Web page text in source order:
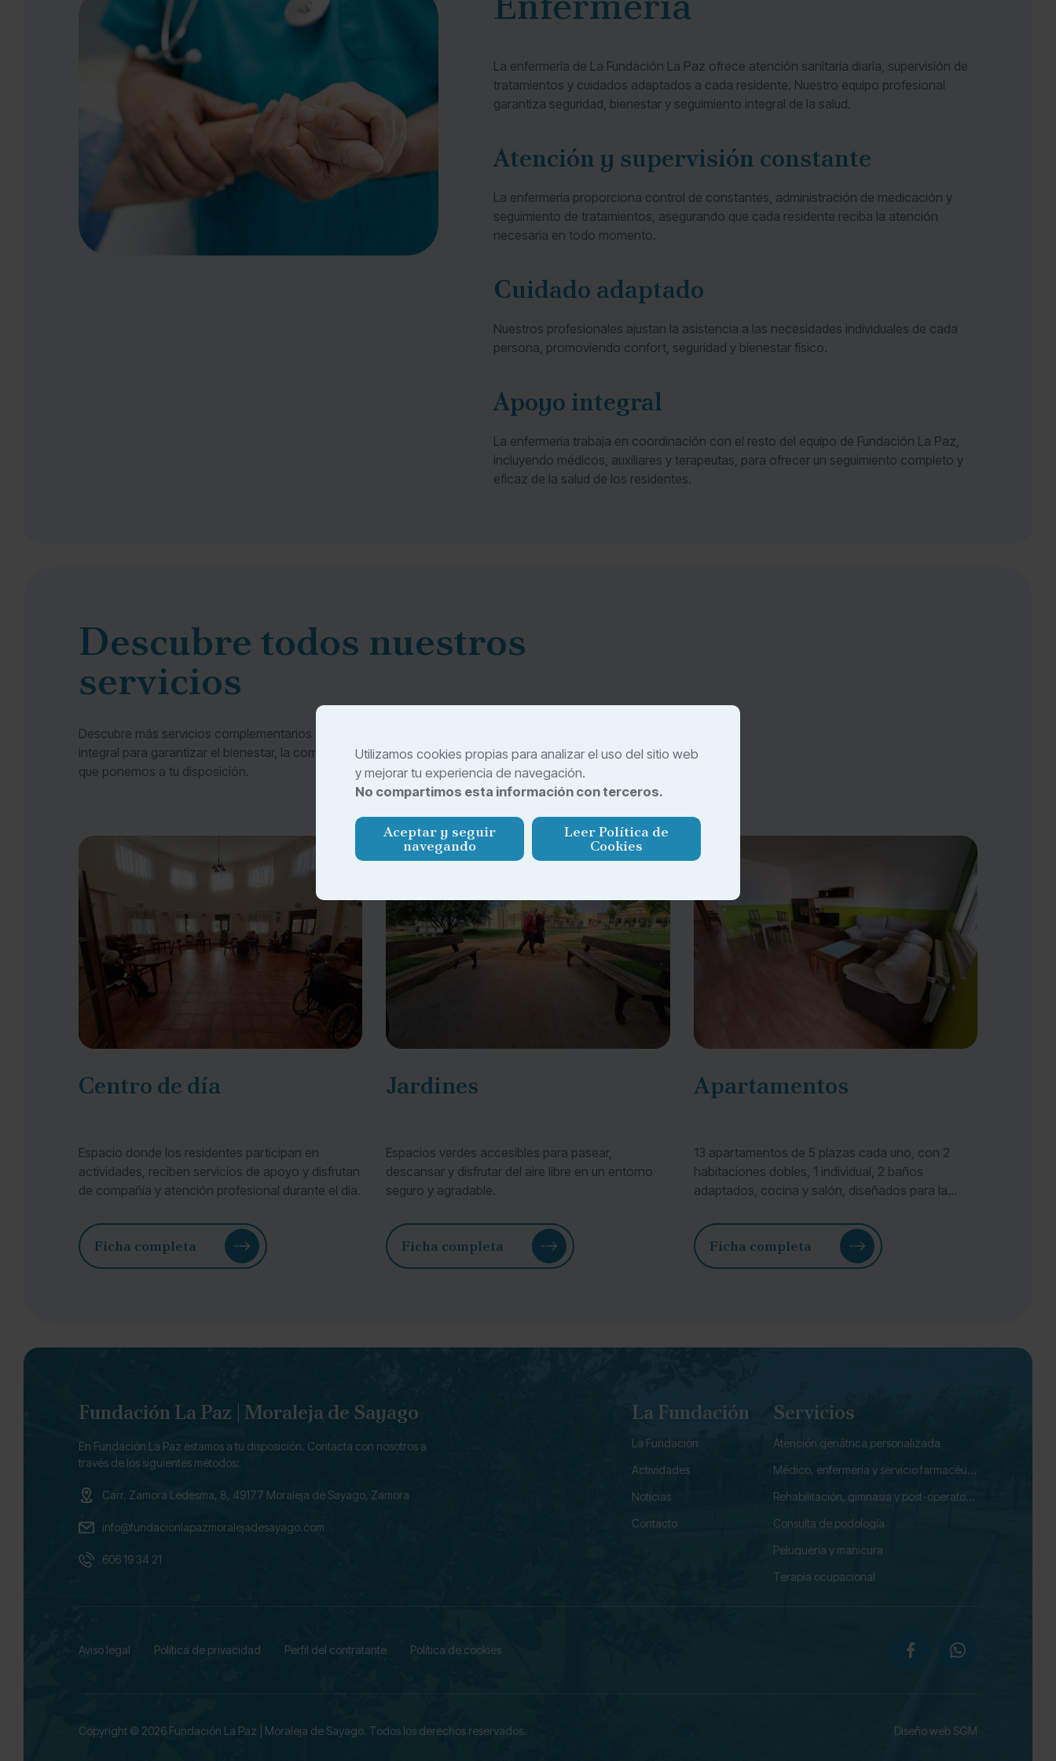
Utilizamos cookies propias para analizar el uso del sitio web
y mejorar tu experiencia de navegación.
No compartimos esta información con terceros.
Aceptar y seguir
navegando
Leer Política de
Cookies
La enfermería de La Fundación La Paz ofrece atención sanitaria diaria, supervisión de
tratamientos y cuidados adaptados a cada residente. Nuestro equipo profesional
garantiza seguridad, bienestar y seguimiento integral de la salud.
Atención y supervisión constante
La enfermería proporciona control de constantes, administración de medicación y
seguimiento de tratamientos, asegurando que cada residente reciba la atención
necesaria en todo momento.
Cuidado adaptado
Nuestros profesionales ajustan la asistencia a las necesidades individuales de cada
persona, promoviendo confort, seguridad y bienestar físico.
Apoyo integral
La enfermería trabaja en coordinación con el resto del equipo de Fundación La Paz,
incluyendo médicos, auxiliares y terapeutas, para ofrecer un seguimiento completo y
eficaz de la salud de los residentes.
Descubre todos nuestros
servicios
Descubre más servicios complementarios de Fundación La Paz. Nuestro centro ofrece una atención
integral para garantizar el bienestar, la comodidad y la calidad de vida de cada residente. Explora todo lo
que ponemos a tu disposición.
Centro de día
Espacio donde los residentes participan en
actividades, reciben servicios de apoyo y disfrutan
de compañía y atención profesional durante el día.
Ficha completa
Jardines
Espacios verdes accesibles para pasear,
descansar y disfrutar del aire libre en un entorno
seguro y agradable.
Ficha completa
Apartamentos
13 apartamentos de 5 plazas cada uno, con 2
habitaciones dobles, 1 individual, 2 baños
adaptados, cocina y salón, diseñados para la
Ficha completa
Fundación La Paz | Moraleja de Sayago
En Fundación La Paz estamos a tu disposición. Contacta con nosotros a
través de los siguientes métodos:
Carr. Zamora Ledesma, 8, 49177 Moraleja de Sayago, Zamora
info@fundacionlapazmoralejadesayago.com
606 19 34 21
La Fundación
La Fundación
Actividades
Noticias
Contacto
Servicios
Atención geriátrica personalizada
Médico, enfermería y servicio farmacéutico
Rehabilitación, gimnasia y post-operatorio
Consulta de podología
Peluquería y manicura
Terapia ocupacional
Aviso legal Política de privacidad Perfil del contratante Política de cookies
Copyright © 2026 Fundación La Paz Moraleja de Sayago. Todos los derechos reservados. Diseño web SGM